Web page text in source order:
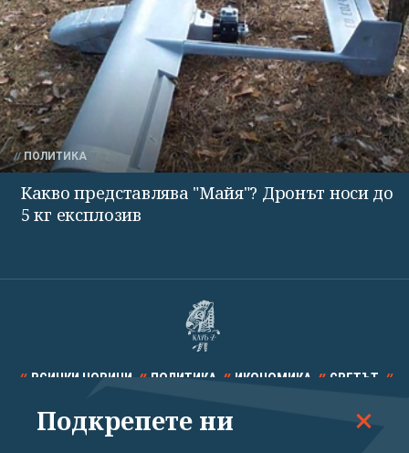
ПОЛИТИКА
Какво представлява "Майя"? Дронът носи до
5 кг експлозив
ВСИЧКИ НОВИНИ ПОЛИТИКА ИКОНОМИКА СВЕТЪТ
СПОРТ КУЛТУРА ТЕХНОЛОГИИ КАЛЕЙДОСКОП
Подкрепете ни